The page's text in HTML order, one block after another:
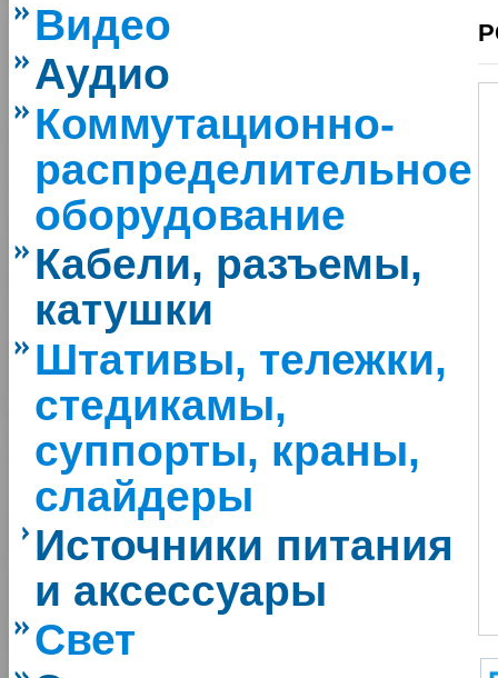
Видео
Аудио
Коммутационно-
распределительное
оборудование
Кабели, разъемы,
катушки
Штативы, тележки,
стедикамы,
суппорты, краны,
слайдеры
Источники питания
и аксессуары
Свет